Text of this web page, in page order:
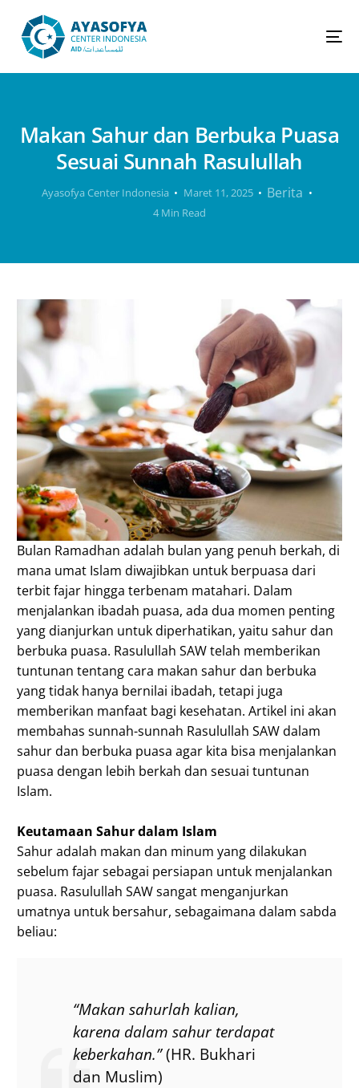
Makan Sahur dan Berbuka Puasa
Sesuai Sunnah Rasulullah
Ayasofya Center Indonesia Maret 11, 2025 Berita
4 Min Read
Bulan Ramadhan adalah bulan yang penuh berkah, di
mana umat Islam diwajibkan untuk berpuasa dari
terbit fajar hingga terbenam matahari. Dalam
menjalankan ibadah puasa, ada dua momen penting
yang dianjurkan untuk diperhatikan, yaitu sahur dan
berbuka puasa. Rasulullah SAW telah memberikan
tuntunan tentang cara makan sahur dan berbuka
yang tidak hanya bernilai ibadah, tetapi juga
memberikan manfaat bagi kesehatan. Artikel ini akan
membahas sunnah-sunnah Rasulullah SAW dalam
sahur dan berbuka puasa agar kita bisa menjalankan
puasa dengan lebih berkah dan sesuai tuntunan
Islam.
Keutamaan Sahur dalam Islam
Sahur adalah makan dan minum yang dilakukan
sebelum fajar sebagai persiapan untuk menjalankan
puasa. Rasulullah SAW sangat menganjurkan
umatnya untuk bersahur, sebagaimana dalam sabda
beliau:
“Makan sahurlah kalian,
karena dalam sahur terdapat
keberkahan.”(HR. Bukhari
dan Muslim)